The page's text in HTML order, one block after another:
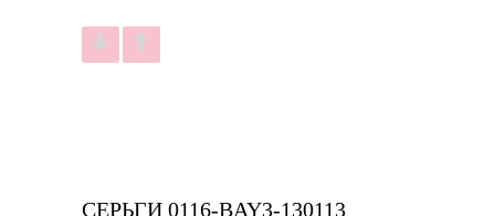
СЕРЬГИ 0116-BAY3-130113